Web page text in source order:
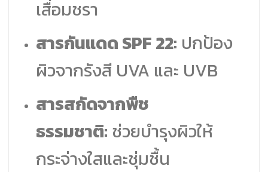
เสื่อมชรา
สารกันแดด SPF 22: ปกป้อง
ผิวจากรังสี UVA และ UVB
สารสกัดจากพืช
ธรรมชาติ: ช่วยบำรุงผิวให้
กระจ่างใสและชุ่มชื้น